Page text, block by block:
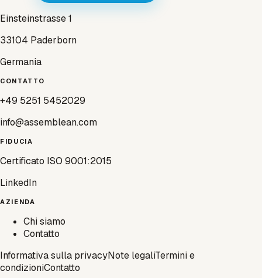
Einsteinstrasse 1
33104 Paderborn
Germania
CONTATTO
+49 5251 5452029
info@assemblean.com
FIDUCIA
Certificato ISO 9001:2015
LinkedIn
AZIENDA
Chi siamo
Contatto
Informativa sulla privacyNote legaliTermini e
condizioniContatto